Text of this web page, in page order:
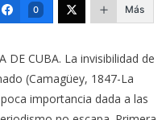
0 Más
DE CUBA. La invisibilidad de
(Camagüey, 1847-La
importancia dada a las